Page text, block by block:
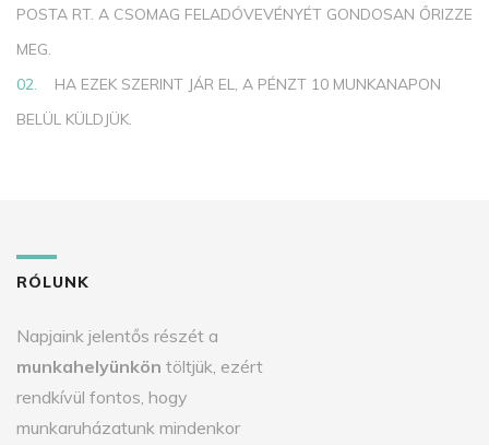
POSTA RT. A CSOMAG FELADÓVEVÉNYÉT GONDOSAN ŐRIZZE
MEG.
HA EZEK SZERINT JÁR EL, A PÉNZT 10 MUNKANAPON
BELÜL KÜLDJÜK.
RÓLUNK
Napjaink jelentős részét a
munkahelyünkön töltjük, ezért
rendkívül fontos, hogy
munkaruházatunk mindenkor